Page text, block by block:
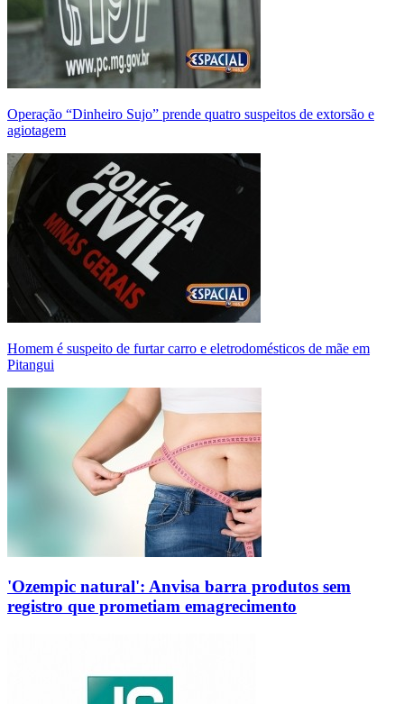
Operação “Dinheiro Sujo” prende quatro suspeitos de extorsão e
agiotagem
Homem é suspeito de furtar carro e eletrodomésticos de mãe em
Pitangui
'Ozempic natural': Anvisa barra produtos sem
registro que prometiam emagrecimento